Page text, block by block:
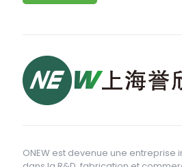
ONEW est devenue une